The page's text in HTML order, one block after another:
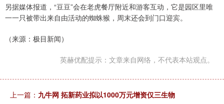
另据媒体报道，“豆豆”会在老虎餐厅附近和游客互动，它是园区里唯
一一只被带出来自由活动的蜘蛛猴，周末还会到门口迎宾。
（来源：极目新闻）
英赫优配提示：文章来自网络，不代表本站观点。
上一篇： 九牛网 拓新药业拟以1000万元增资仅三生物